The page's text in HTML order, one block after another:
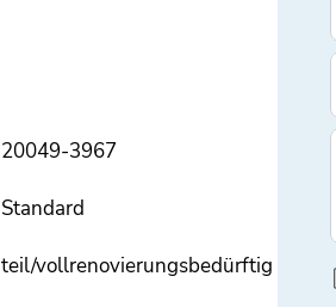
20049-3967
Standard
teil/vollrenovierungsbedürftig